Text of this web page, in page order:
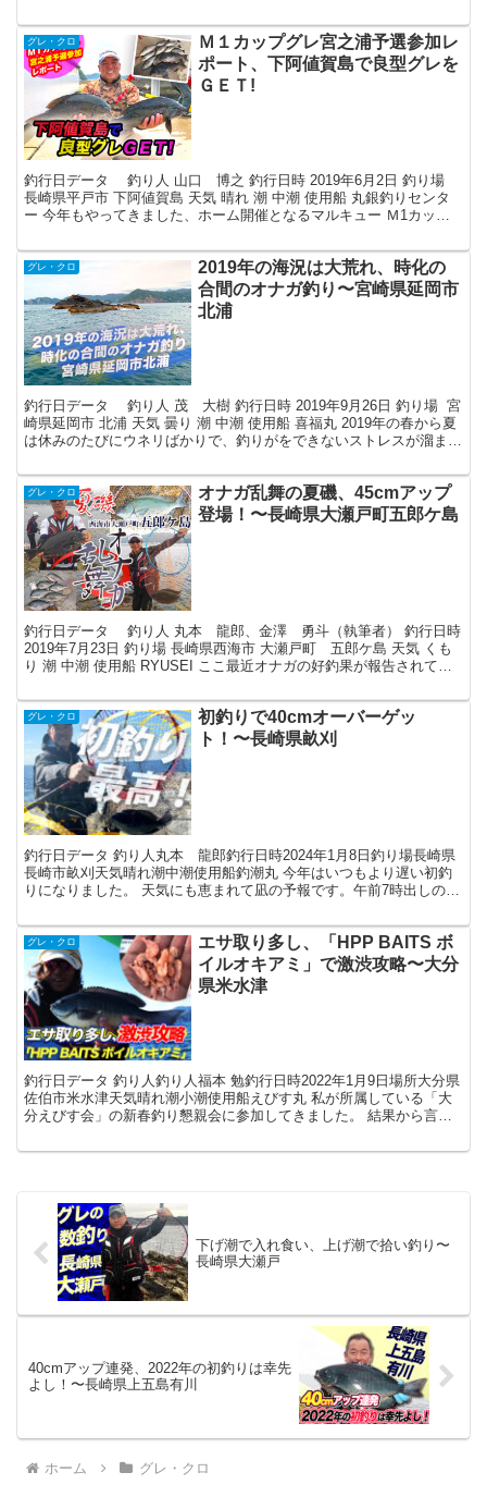
グレ・クロ
Ｍ１カップグレ宮之浦予選参加レ
ポート、下阿値賀島で良型グレを
ＧＥＴ!
釣行日データ 釣り人 山口 博之 釣行日時 2019年6月2日 釣り場
長崎県平戸市 下阿値賀島 天気 晴れ 潮 中潮 使用船 丸銀釣りセンタ
ー 今年もやってきました、ホーム開催となるマルキュー Ｍ1カップ
グレ・クロ
2019年の海況は大荒れ、時化の
合間のオナガ釣り〜宮崎県延岡市
北浦
釣行日データ 釣り人 茂 大樹 釣行日時 2019年9月26日 釣り場 宮
崎県延岡市 北浦 天気 曇り 潮 中潮 使用船 喜福丸 2019年の春から夏
は休みのたびにウネリばかりで、釣りがをできないストレスが溜まり
グレ・クロ
オナガ乱舞の夏磯、45cmアップ
登場！〜長崎県大瀬戸町五郎ケ島
釣行日データ 釣り人 丸本 龍郎、金澤 勇斗（執筆者） 釣行日時
2019年7月23日 釣り場 長崎県西海市 大瀬戸町 五郎ケ島 天気 くも
り 潮 中潮 使用船 RYUSEI ここ最近オナガの好釣果が報告されてい
グレ・クロ
初釣りで40cmオーバーゲッ
ト！〜長崎県畝刈
釣行日データ 釣り人丸本 龍郎釣行日時2024年1月8日釣り場長崎県
長崎市畝刈天気晴れ潮中潮使用船釣潮丸 今年はいつもより遅い初釣
りになりました。 天気にも恵まれて凪の予報です。午前7時出しの二
グレ・クロ
エサ取り多し、「HPP BAITS ボ
イルオキアミ」で激渋攻略〜大分
県米水津
釣行日データ 釣り人釣り人福本 勉釣行日時2022年1月9日場所大分県
佐伯市米水津天気晴れ潮小潮使用船えびす丸 私が所属している「大
分えびす会」の新春釣り懇親会に参加してきました。 結果から言い
下げ潮で入れ食い、上げ潮で拾い釣り〜
長崎県大瀬戸
40cmアップ連発、2022年の初釣りは幸先
よし！〜長崎県上五島有川
ホーム グレ・クロ